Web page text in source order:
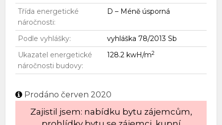
Třída energetické
náročnosti:
D – Méně úsporná
Podle vyhlášky:
vyhláška 78/2013 Sb
Ukazatel energetické
náročnosti budovy:
128.2 kwH/m2
Prodáno červen 2020
Zajistil jsem: nabídku bytu zájemcům,